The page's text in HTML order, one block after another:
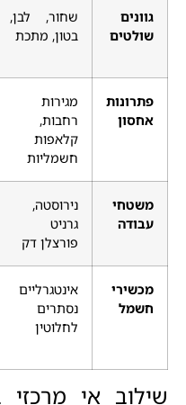
גוונים
שולטים
שחור, לבן,
בטון, מתכת
פתרונות
אחסון
מגירות
רחבות,
קלאפות
חשמליות
משטחי
עבודה
נירוסטה,
גרניט
פורצלן דק
מכשירי
חשמל
אינטגרליים
נסתרים
לחלוטין
שילוב אי